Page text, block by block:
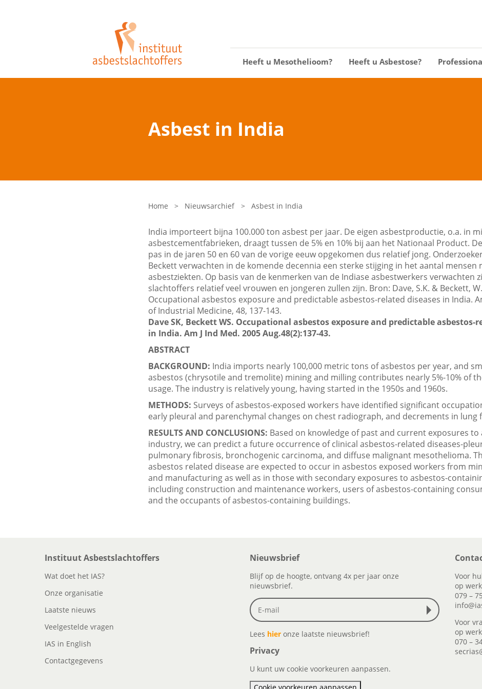
Heeft u Mesothelioom? Heeft u Asbestose?
Asbest in India
Home > Nieuwsarchief > Asbest in India
India importeert bijna 100.000 ton asbest per jaar. De eigen asbestproductie, o.a. in
asbestcementfabrieken, draagt tussen de 5% en 10% bij aan het Nationaal Product.
pas in de jaren 50 en 60 van de vorige eeuw opgekomen dus relatief jong.
Beckett verwachten in de komende decennia een sterke stijging in het aantal mensen
asbestziekten. Op basis van de kenmerken van de Indiase asbestwerkers verwachten
slachtoffers relatief veel vrouwen en jongeren zullen zijn. Bron: Dave, S.K. & Beckett,
Occupational asbestos exposure and predictable asbestos-related diseases in India.
of Industrial Medicine, 48, 137-143.
Dave SK, Beckett WS. Occupational asbestos exposure and predictable asbestos-
in India. Am J Ind Med. 2005 Aug.48(2):137-43.
ABSTRACT
BACKGROUND: India imports nearly 100,000 metric tons of asbestos per year, and
asbestos (chrysotile and tremolite) mining and milling contributes nearly 5%-10% of
usage. The industry is relatively young, having started in the 1950s and 1960s.
METHODS: Surveys of asbestos-exposed workers have identified significant
early pleural and parenchymal changes on chest radiograph, and decrements in lung
RESULTS AND CONCLUSIONS: Based on knowledge of past and current exposures to
industry, we can predict a future occurrence of clinical asbestos-related diseases-
pulmonary fibrosis, bronchogenic carcinoma, and diffuse malignant mesothelioma.
asbestos related disease are expected to occur in asbestos exposed workers from
and manufacturing as well as in those with secondary exposures to asbestos-
including construction and maintenance workers, users of asbestos-containing
and the occupants of asbestos-containing buildings.
Instituut Asbestslachtoffers
Wat doet het IAS?
Onze organisatie
Laatste nieuws
Veelgestelde vragen
IAS in English
Contactgegevens
Nieuwsbrief
Blijf op de hoogte, ontvang 4x per jaar onze
nieuwsbrief.
Lees hier onze laatste nieuwsbrief!
Privacy
U kunt uw cookie voorkeuren aanpassen.
Voor
op
079 –
Voor
op
070 –